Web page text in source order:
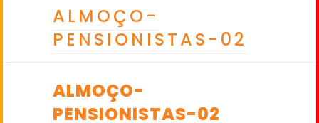
ALMOÇO-
PENSIONISTAS-02
ALMOÇO-
PENSIONISTAS-02